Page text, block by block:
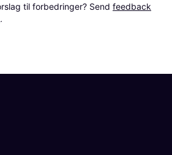
til forbedringer? Send feedback
.